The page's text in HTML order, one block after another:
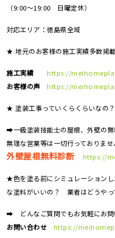
（9:00～19:00 日曜定休）
対応エリア：徳島県全域
★ 地元のお客様の施工実績多数掲載
施工実績
https://
お客様の声
https://
★ 塗装工事っていくらくらいなの
➡一級塗装技能士の屋根、外壁の無
無理な営業等は一切行っておりませ
外壁屋根無料診断 https://
★色を塗る前にシミュレーション
な塗料がいいの？ 業者はどうやっ
➡ どんなご質問でもお気軽にお問
お問い合わせ
https://